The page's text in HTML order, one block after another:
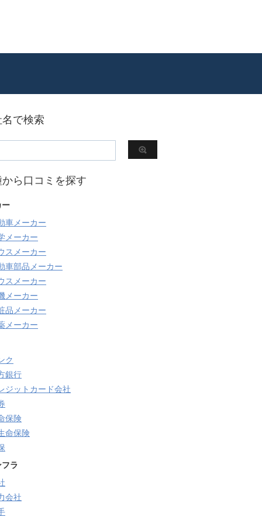
で検索
ら口コミを探す
ー
車メーカー
メーカー
スメーカー
車部品メーカー
スメーカー
メーカー
品メーカー
メーカー
ク
銀行
ジットカード会社
保険
命保険
ラ
会社